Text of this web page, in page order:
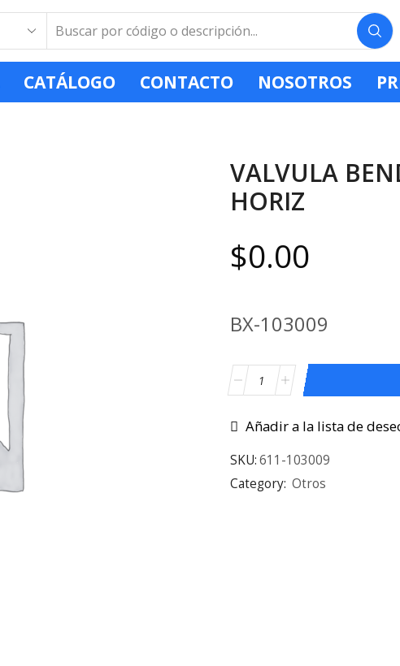
CATÁLOGO CONTACTO NOSOTROS
VALVULA
HORIZ
$0.00
BX-103009
Añadir a la lista de
SKU:611-103009
Category: Otros